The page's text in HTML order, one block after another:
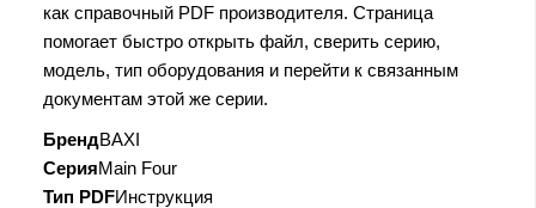
как справочный PDF производителя. Страница
помогает быстро открыть файл, сверить серию,
модель, тип оборудования и перейти к связанным
документам этой же серии.
БрендBAXI
СерияMain Four
Тип PDFИнструкция